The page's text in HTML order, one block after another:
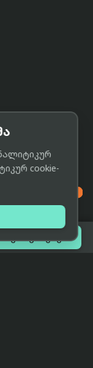
შეთავაზებები

cookie-